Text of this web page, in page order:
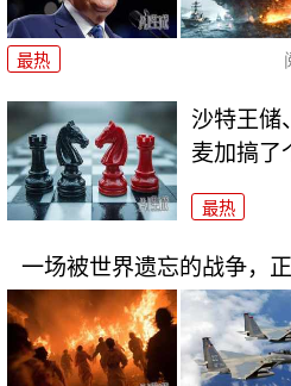
最热
沙特王储
麦加搞了
最热
一场被世界遗忘的战争，